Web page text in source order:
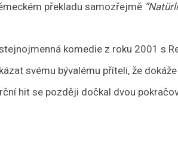
překladu samozřejmě
komedie z roku 2001 s
svému bývalému příteli, že
hit se později dočkal dvou